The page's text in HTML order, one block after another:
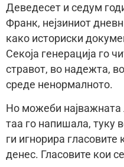
Деведесет и седум
Франк, нејзиниот
како историски
Секоја генерација го
стравот, во надежта,
среде ненормалното.
Но можеби најважната
таа го напишала, туку
ги игнорира
денес. Гласовите кои